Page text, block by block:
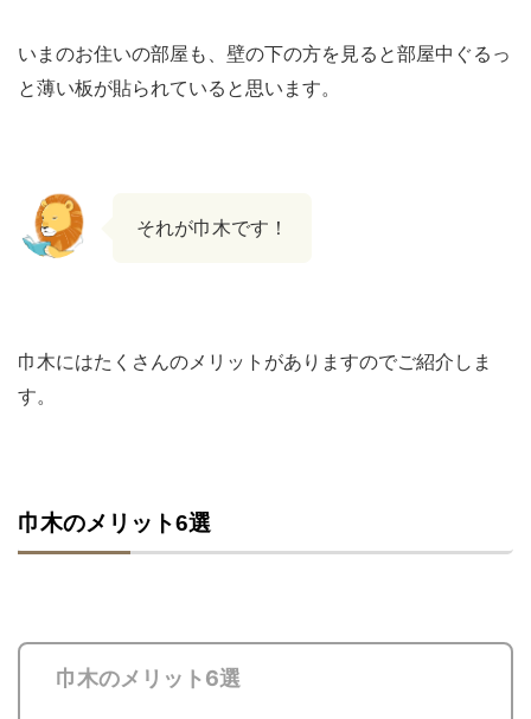
いまのお住いの部屋も、壁の下の方を見ると部屋中ぐるっ
と薄い板が貼られていると思います。
それが巾木です！
巾木にはたくさんのメリットがありますのでご紹介しま
す。
巾木のメリット6選
巾木のメリット6選